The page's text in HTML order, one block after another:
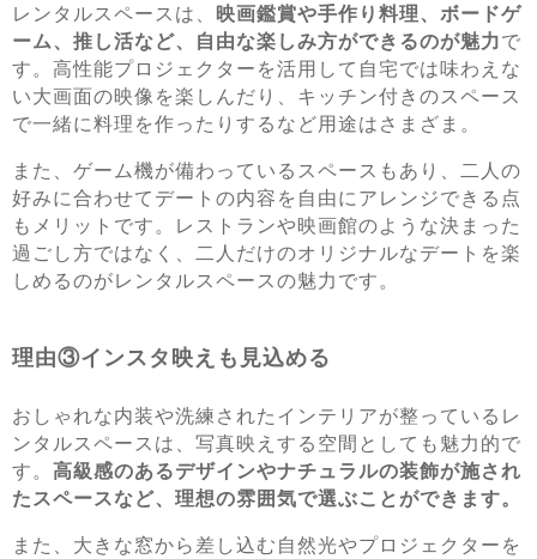
レンタルスペースは、 映画鑑賞や手作り料理、ボードゲ
ーム、推し活など、自由な楽しみ方ができるのが魅力で
す。高性能プロジェクターを活用して自宅では味わえな
い大画面の映像を楽しんだり、キッチン付きのスペース
で一緒に料理を作ったりするなど用途はさまざま。
また、ゲーム機が備わっているスペースもあり、二人の
好みに合わせてデートの内容を自由にアレンジできる点
もメリットです。レストランや映画館のような決まった
過ごし方ではなく、二人だけのオリジナルなデートを楽
しめるのがレンタルスペースの魅力です。
理由③インスタ映えも見込める
おしゃれな内装や洗練されたインテリアが整っているレ
ンタルスペースは、写真映えする空間としても魅力的で
す。 高級感のあるデザインやナチュラルの装飾が施され
たスペースなど、理想の雰囲気で選ぶことができます。
また、大きな窓から差し込む自然光やプロジェクターを